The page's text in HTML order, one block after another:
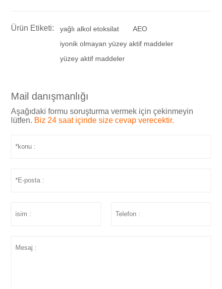
Ürün Etiketi: yağlı alkol etoksilat
AEO
iyonik olmayan yüzey aktif maddeler
yüzey aktif maddeler
Mail danışmanlığı
Aşağıdaki formu soruşturma vermek için çekinmeyin
lütfen. Biz 24 saat içinde size cevap verecektir.